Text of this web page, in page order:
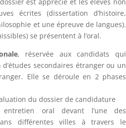
écrites (dissertation d’histoire,
et une épreuve de langues).
se présentent à l’oral.
, réservée aux candidats qui
secondaires étranger ou un
Elle se déroule en 2 phases
du dossier de candidature
oral devant l’une des
différentes villes à travers le